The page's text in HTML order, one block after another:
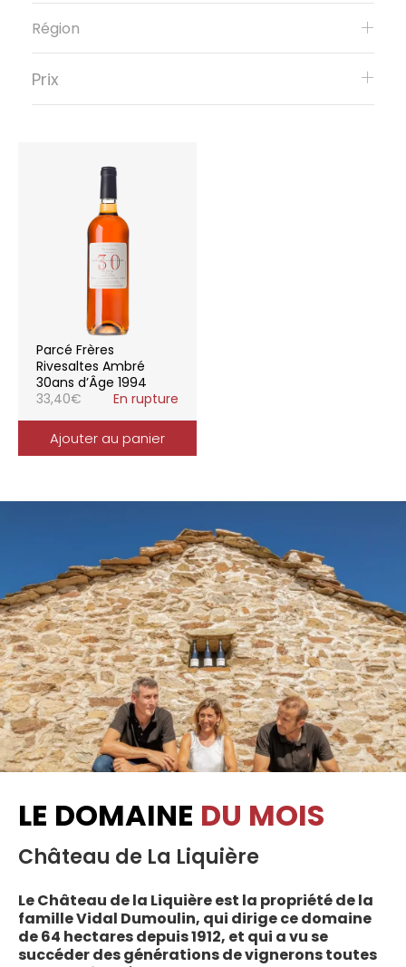
Parcé Frères
Rivesaltes Ambré
30ans d’Âge 1994
33,40€ En rupture
Ajouter au panier
Région
Prix
LE DOMAINE DU MOIS
Château de La Liquière
Le Château de la Liquière est la propriété de la
famille Vidal Dumoulin, qui dirige ce domaine
de 64 hectares depuis 1912, et qui a vu se
succéder des générations de vignerons toutes